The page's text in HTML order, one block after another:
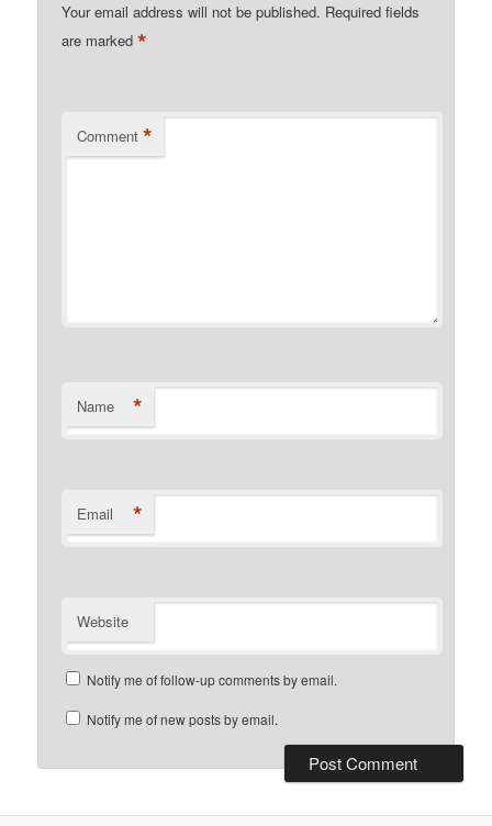
Your email address will not be published. Required fields
are marked*
Comment *
Name *
Email *
Website
Notify me of follow-up comments by email.
Notify me of new posts by email.